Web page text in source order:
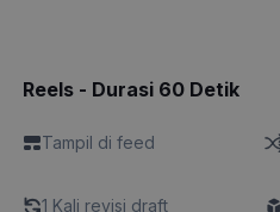
Reels - Durasi 60 Detik
Tampil di feed
1 Kali revisi draft